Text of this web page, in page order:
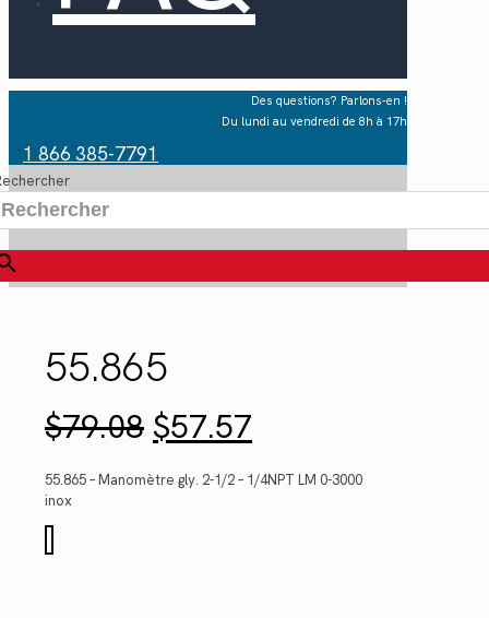
Des questions? Parlons-en !
Du lundi au vendredi de 8h à 17h
1 866 385-7791
55.865
$79.08 Le
prix
initial
était :
$57.57prix
actuel
est :
55.865 – Manomètre gly. 2-1/2 – 1/4NPT LM 0-3000
inox
de